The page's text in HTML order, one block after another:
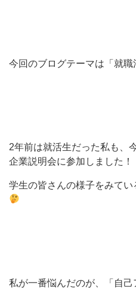
今回のブログテーマは「就職
2年前は就活生だった私も、
企業説明会に参加しました！
学生の皆さんの様子をみて
私が一番悩んだのが、「自